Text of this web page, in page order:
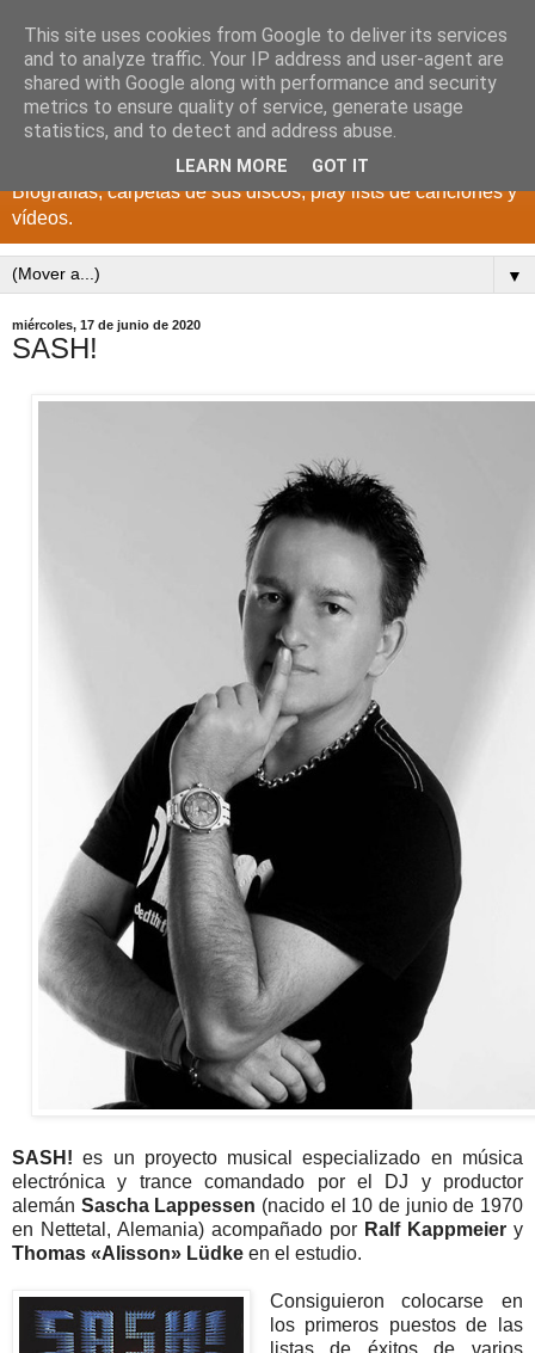
DISCOS PARA EL
RECUERDO
CANTANTES Y GRUPOS DE LOS AÑOS 1950 a 2022.
Biografías, carpetas de sus discos, play lists de canciones y
vídeos.
▼
miércoles, 17 de junio de 2020
SASH!
SASH! es un proyecto musical especializado en música
electrónica y trance comandado por el DJ y productor
alemán Sascha Lappessen (nacido el 10 de junio de 1970
en Nettetal, Alemania) acompañado por Ralf Kappmeier y
Thomas «Alisson» Lüdke en el estudio.
Consiguieron colocarse en
los primeros puestos de las
listas de éxitos de varios
This site uses cookies from Google to deliver its services
and to analyze traffic. Your IP address and user-agent are
shared with Google along with performance and security
metrics to ensure quality of service, generate usage
statistics, and to detect and address abuse.
LEARN MORE GOT IT